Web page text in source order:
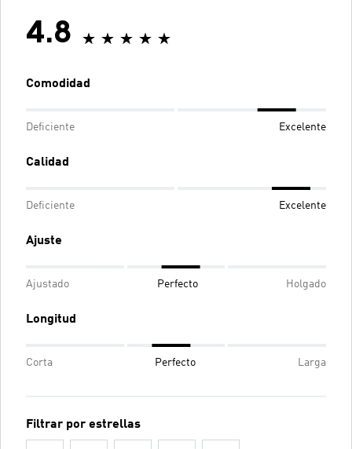
4.8
Comodidad
Deficiente Excelente
Calidad
Deficiente Excelente
Ajuste
Ajustado Perfecto Holgado
Longitud
Corta Perfecto Larga
Filtrar por estrellas